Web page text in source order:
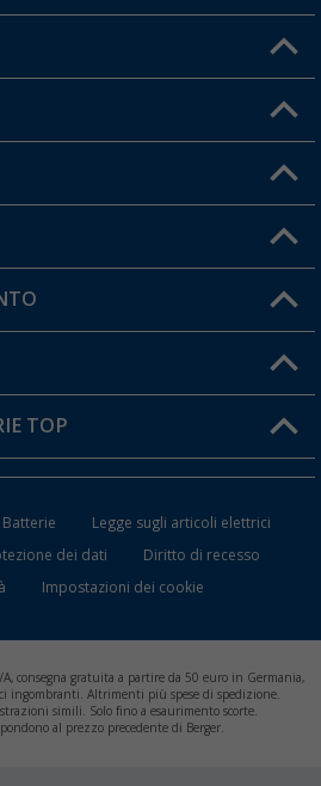
TOP
Batterie
Legge sugli articoli elettrici
dei dati
Diritto di recesso
Impostazioni dei cookie
consegna gratuita a partire da 50 euro in Germania,
ingombranti. Altrimenti più spese di spedizione.
simili. Solo fino a esaurimento scorte.
al prezzo precedente di Berger.